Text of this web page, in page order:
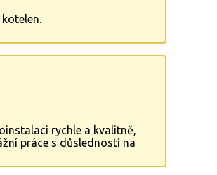
rychle a kvalitně,
práce s důsledností na